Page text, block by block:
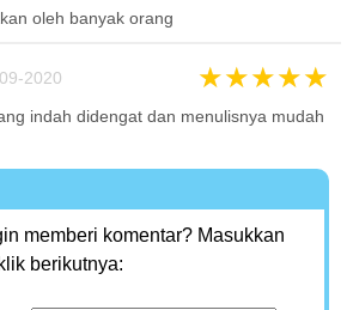
oleh banyak orang
2020 ★★★★★
indah didengat dan menulisnya mudah
memberi komentar? Masukkan
berikutnya: